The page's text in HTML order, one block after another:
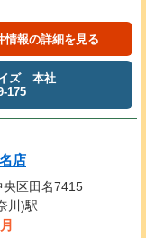
情報の詳細を見る
イズ 本社
175
店
央区田名7415
川)駅